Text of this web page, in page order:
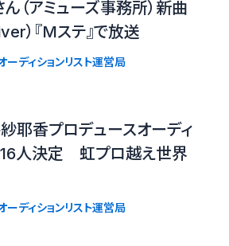
（アミューズ事務所）新曲
）『Mステ』で放送
ーディションリスト運営局
紗耶香プロデュースオーディ
16人決定 虹プロ越え世界
ーディションリスト運営局